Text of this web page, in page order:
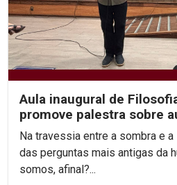
Aula inaugural de
promove palestra sobre
Na travessia entre a sombra e
das perguntas mais antigas da
somos, afinal?...